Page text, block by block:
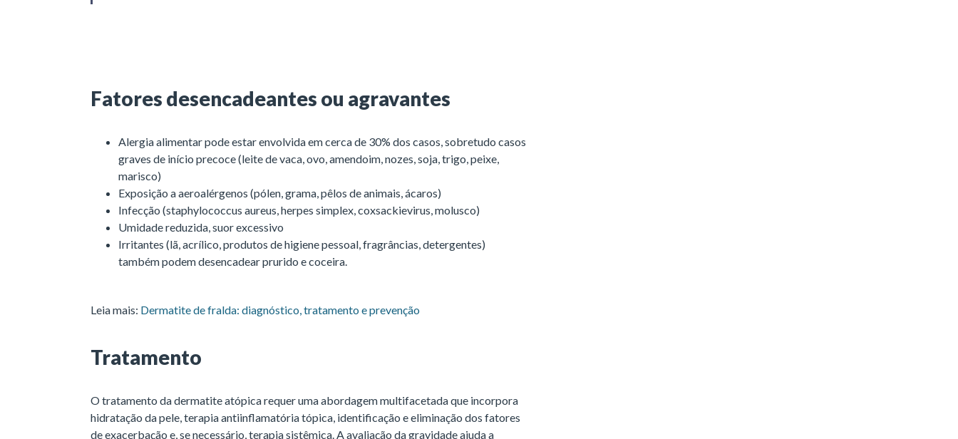
Fatores desencadeantes ou agravantes
Alergia alimentar pode estar envolvida em cerca de 30% dos casos, sobretudo casos
graves de início precoce (leite de vaca, ovo, amendoim, nozes, soja, trigo, peixe,
marisco)
Exposição a aeroalérgenos (pólen, grama, pêlos de animais, ácaros)
Infecção (staphylococcus aureus, herpes simplex, coxsackievirus, molusco)
Umidade reduzida, suor excessivo
Irritantes (lã, acrílico, produtos de higiene pessoal, fragrâncias, detergentes)
também podem desencadear prurido e coceira.
Leia mais: Dermatite de fralda: diagnóstico, tratamento e prevenção
Tratamento
O tratamento da dermatite atópica requer uma abordagem multifacetada que incorpora
hidratação da pele, terapia antiinflamatória tópica, identificação e eliminação dos fatores
de exacerbação e, se necessário, terapia sistêmica. A avaliação da gravidade ajuda a